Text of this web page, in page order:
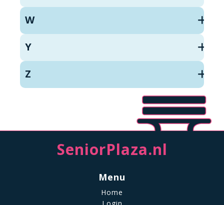
W
Y
Z
SeniorPlaza.nl
Menu
Home